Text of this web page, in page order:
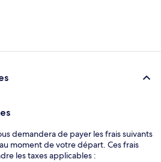
demandera de payer les frais suivants
moment de votre départ. Ces frais
les taxes applicables :